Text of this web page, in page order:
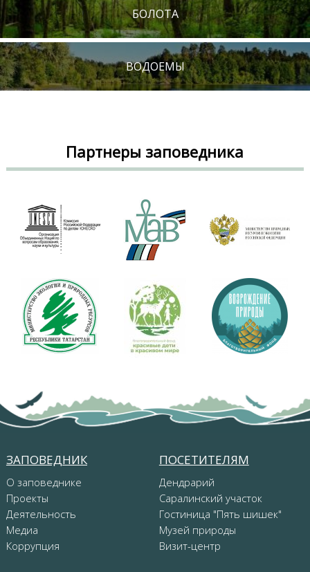
БОЛОТА
ВОДОЕМЫ
Партнеры заповедника
ЗАПОВЕДНИК
О заповеднике
Проекты
Деятельность
Медиа
Коррупция
ПОСЕТИТЕЛЯМ
Дендрарий
Саралинский участок
Гостиница "Пять шишек"
Музей природы
Визит-центр